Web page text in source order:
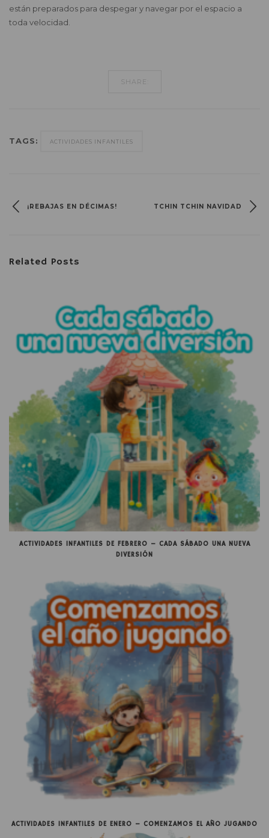
están preparados para despegar y navegar por el espacio a
toda velocidad.
SHARE:
TAGS: ACTIVIDADES INFANTILES
¡REBAJAS EN DÉCIMAS! TCHIN TCHIN NAVIDAD
Related Posts
ACTIVIDADES INFANTILES DE FEBRERO – CADA SÁBADO UNA NUEVA
DIVERSIÓN
ACTIVIDADES INFANTILES DE ENERO – COMENZAMOS EL AÑO JUGANDO